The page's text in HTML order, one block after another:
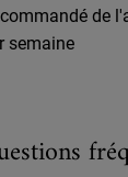
de
semaine